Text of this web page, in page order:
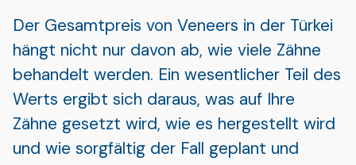
Der Gesamtpreis von Veneers in der Türkei
hängt nicht nur davon ab, wie viele Zähne
behandelt werden. Ein wesentlicher Teil des
Werts ergibt sich daraus, was auf Ihre
Zähne gesetzt wird, wie es hergestellt wird
und wie sorgfältig der Fall geplant und